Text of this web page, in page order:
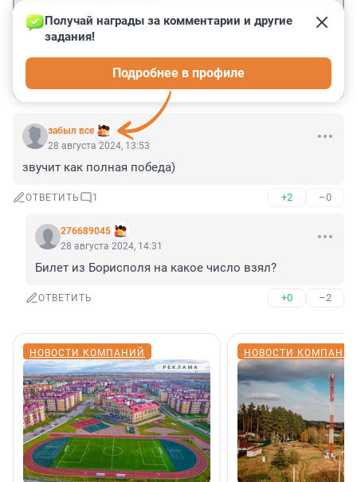
забыл все
Получай награды за комментарии и другие
задания!
Подробнее в профиле
28 августа 2024, 13:53
звучит как полная победа)
ОТВЕТИТЬ 1 +2 –0
276689045
28 августа 2024, 14:31
Билет из Борисполя на какое число взял?
ОТВЕТИТЬ +0 –2
НОВОСТИ КОМПАНИЙ НОВОСТИ